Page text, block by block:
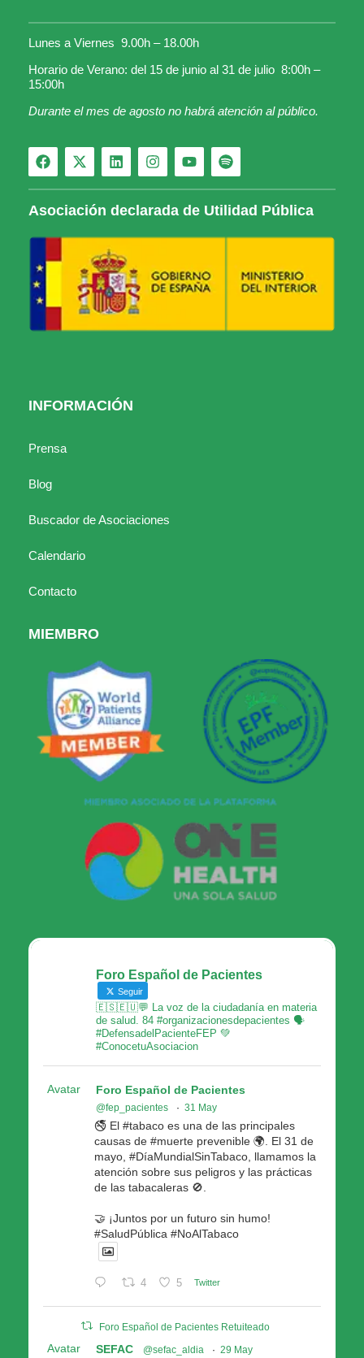
Lunes a Viernes 9.00h – 18.00h
Horario de Verano: del 15 de junio al 31 de julio 8:00h –
15:00h
Durante el mes de agosto no habrá atención al público.
Asociación declarada de Utilidad Pública
INFORMACIÓN
Prensa
Blog
Buscador de Asociaciones
Calendario
Contacto
MIEMBRO
Foro Español de Pacientes
Seguir
🇪🇸🇪🇺💬 La voz de la ciudadanía en materia
de salud. 84 #organizacionesdepacientes 🗣
#DefensadelPacienteFEP 💚
#ConocetuAsociacion
Avatar Foro Español de Pacientes
@fep_pacientes · 31 May
🚭 El #tabaco es una de las principales
causas de #muerte prevenible 🌍. El 31 de
mayo, #DíaMundialSinTabaco, llamamos la
atención sobre sus peligros y las prácticas
de las tabacaleras 🚫.
🤝 ¡Juntos por un futuro sin humo!
#SaludPública #NoAlTabaco
4 5 Twitter
Foro Español de Pacientes Retuiteado
Avatar SEFAC @sefac_aldia · 29 May